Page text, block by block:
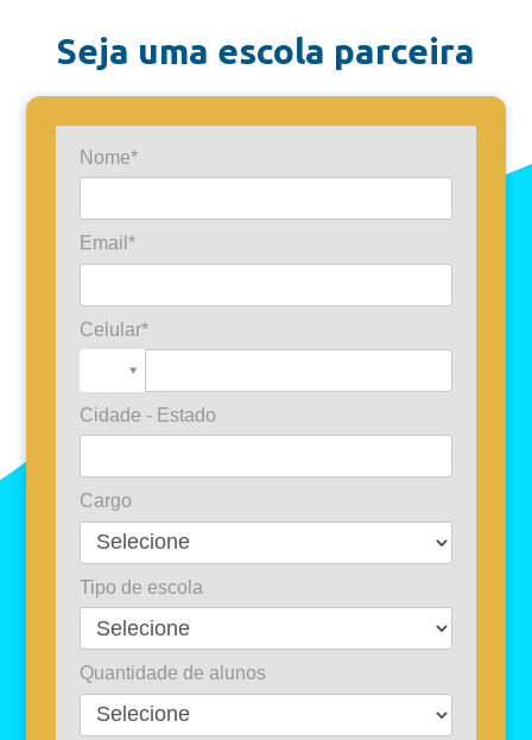
Seja uma escola parceira
Nome*
Email*
Celular*
Cidade - Estado
Cargo
Tipo de escola
Quantidade de alunos